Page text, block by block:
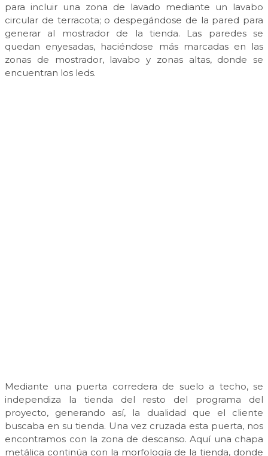
para incluir una zona de lavado mediante un lavabo
circular de terracota; o despegándose de la pared para
generar al mostrador de la tienda. Las paredes se
quedan enyesadas, haciéndose más marcadas en las
zonas de mostrador, lavabo y zonas altas, donde se
encuentran los leds.
Mediante una puerta corredera de suelo a techo, se
independiza la tienda del resto del programa del
proyecto, generando así, la dualidad que el cliente
buscaba en su tienda. Una vez cruzada esta puerta, nos
encontramos con la zona de descanso. Aquí una chapa
metálica continúa con la morfología de la tienda, donde